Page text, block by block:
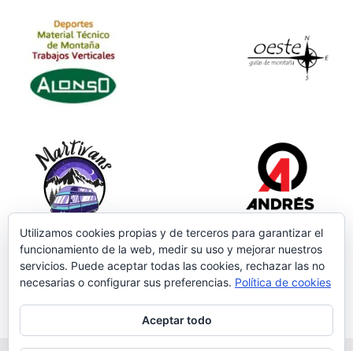
Utilizamos cookies propias y de terceros para garantizar el
funcionamiento de la web, medir su uso y mejorar nuestros
servicios. Puede aceptar todas las cookies, rechazar las no
necesarias o configurar sus preferencias. Política de cookies
Aceptar todo